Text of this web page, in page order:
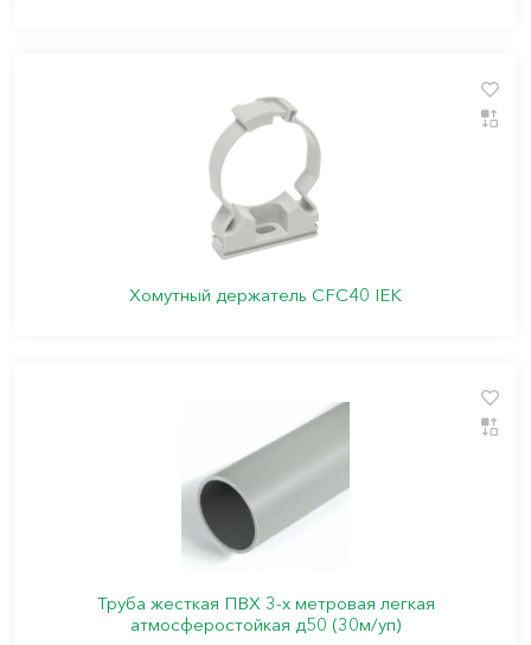
Хомутный держатель CFC40 IEK
Труба жесткая ПВХ 3-х метровая легкая
атмосферостойкая д50 (30м/уп)